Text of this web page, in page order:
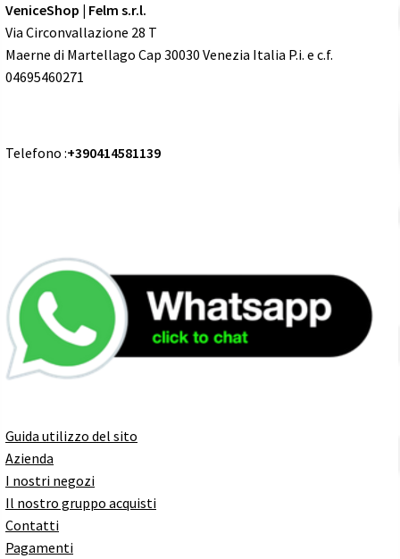
VeniceShop | Felm s.r.l.
Via Circonvallazione 28 T
Maerne di Martellago Cap 30030 Venezia Italia P.i. e c.f.
04695460271
Telefono :+390414581139
Guida utilizzo del sito
Azienda
I nostri negozi
Il nostro gruppo acquisti
Contatti
Pagamenti